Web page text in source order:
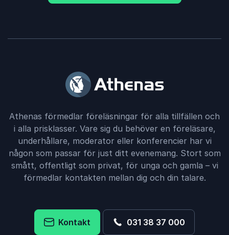
Athenas förmedlar föreläsningar för alla tillfällen och
i alla prisklasser. Vare sig du behöver en föreläsare,
underhållare, moderator eller konferencier har vi
någon som passar för just ditt evenemang. Stort som
smått, offentligt som privat, för unga och gamla – vi
förmedlar kontakten mellan dig och din talare.
Kontakt 031 38 37 000